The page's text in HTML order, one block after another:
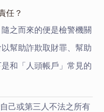
任？
之而來的便是檢警機關
以幫助詐欺取財罪、幫助
和「人頭帳戶」常見的
己或第三人不法之所有，